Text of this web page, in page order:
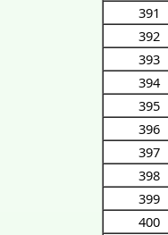
391
392
393
394
395
396
397
398
399
400